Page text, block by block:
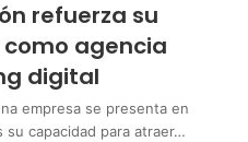
refuerza su
agencia
digital
empresa se presenta en
su capacidad para atraer…